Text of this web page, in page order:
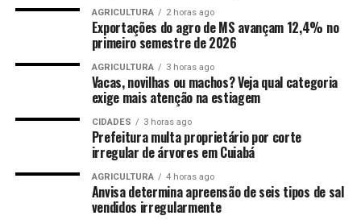
como acidentes ou panes mecânicas, a possibilidade de
contatar rapidamente serviços de resgate e apoio pode
salvar vidas”, afirmou.
Caso o projeto seja aprovado, as concessionárias serão
obrigadas a garantir sinal de internet em todas as
rodovias sob sua concessão, respeitando os padrões
mínimos de qualidade definidos na legislação. Além
disso, deverão informar de forma clara os usuários sobre
a disponibilidade e as características do sinal oferecido
em cada trecho, por meio de placas informativas ou
outros meios de comunicação.
AGRICULTURA 2 horas ago
Exportações do agro de MS avançam 12,4% no
primeiro semestre de 2026
AGRICULTURA 3 horas ago
Vacas, novilhas ou machos? Veja qual categoria
exige mais atenção na estiagem
CIDADES 3 horas ago
Prefeitura multa proprietário por corte
irregular de árvores em Cuiabá
AGRICULTURA 4 horas ago
Anvisa determina apreensão de seis tipos de sal
vendidos irregularmente